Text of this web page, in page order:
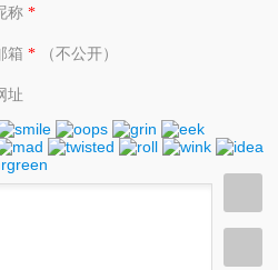
称*
箱 *（不公开）
址